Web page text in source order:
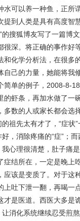
水可以养一种鱼，正
提到人类是具有高度智
”的搜狐博友写了一篇博
很深。将正确的事作
和化学分析法，在很多
自己的力量，她能将
单的例子， 2008-8-18
的虾条，再加水做了一
多数的人或家长都会选
祖先太有才了， “症状”
，消除疼痛的“症” ；
我心理很清楚，肚子痛
症结所在，一定是晚
应该是变质了。对于这
吐下泄一翻，再喝一
才是医道。西医大多是
消化系统继续忍受煎